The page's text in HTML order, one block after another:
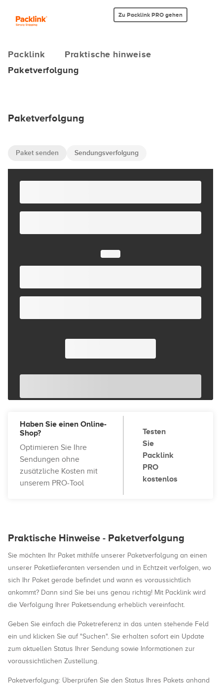
Zu Packlink PRO gehen
Packlink
Praktische hinweise
Paketverfolgung
Paketverfolgung
Paket senden Sendungsverfolgung
Haben Sie einen Online-
Shop?
Optimieren Sie Ihre
Sendungen ohne
zusätzliche Kosten mit
unserem PRO-Tool
Testen
Sie
Packlink
PRO
kostenlos
Praktische Hinweise - Paketverfolgung
Sie möchten Ihr Paket mithilfe unserer Paketverfolgung an einen
unserer Paketlieferanten versenden und in Echtzeit verfolgen, wo
sich Ihr Paket gerade befindet und wann es voraussichtlich
ankommt? Dann sind Sie bei uns genau richtig! Mit Packlink wird
die Verfolgung Ihrer Paketsendung erheblich vereinfacht.
Geben Sie einfach die Paketreferenz in das unten stehende Feld
ein und klicken Sie auf "Suchen". Sie erhalten sofort ein Update
zum aktuellen Status Ihrer Sendung sowie Informationen zur
voraussichtlichen Zustellung.
Paketverfolgung: Überprüfen Sie den Status Ihres Pakets anhand